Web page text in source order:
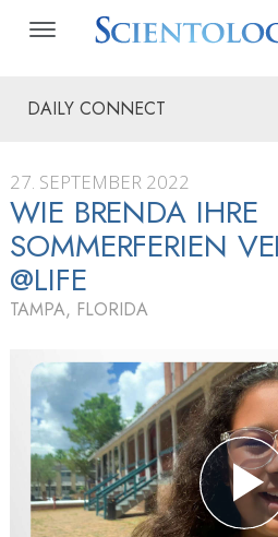
DAILY CONNECT
27. SEPTEMBER 2022
WIE BRENDA IHRE
SOMMERFERIEN
@LIFE
TAMPA, FLORIDA